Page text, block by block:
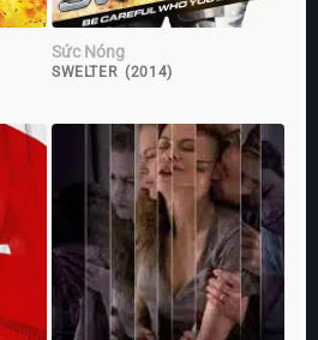
Sức Nóng
SWELTER (2014)